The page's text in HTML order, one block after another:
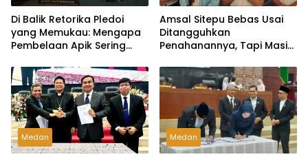
Di Balik Retorika Pledoi
yang Memukau: Mengapa
Pembelaan Apik Sering
Amsal Sitepu Bebas Usai
Ditangguhkan
Penahanannya, Tapi Masih
Medan Medan